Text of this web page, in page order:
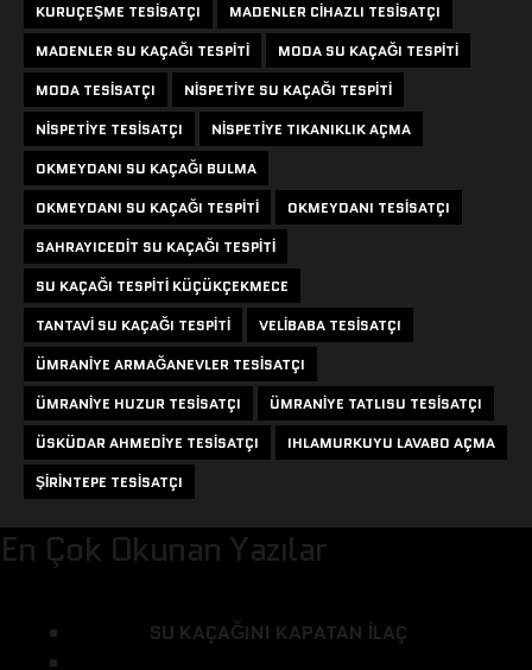
KURUÇEŞME TESISATÇI
MADENLER CIHAZLI TESISATÇI
MADENLER SU KAÇAĞI TESPITI
MODA SU KAÇAĞI TESPITI
MODA TESISATÇI
NISPETIYE SU KAÇAĞI TESPITI
NISPETIYE TESISATÇI
NISPETIYE TIKANIKLIK AÇMA
OKMEYDANI SU KAÇAĞI BULMA
OKMEYDANI SU KAÇAĞI TESPITI
OKMEYDANI TESISATÇI
SAHRAYICEDIT SU KAÇAĞI TESPITI
SU KAÇAĞI TESPITI KÜÇÜKÇEKMECE
TANTAVI SU KAÇAĞI TESPITI
VELIBABA TESISATÇI
ÜMRANIYE ARMAĞANEVLER TESISATÇI
ÜMRANIYE HUZUR TESISATÇI
ÜMRANIYE TATLISU TESISATÇI
ÜSKÜDAR AHMEDIYE TESISATÇI
IHLAMURKUYU LAVABO AÇMA
ŞIRINTEPE TESISATÇI
En Çok Okunan Yazılar
SU KAÇAĞINI KAPATAN ILAÇ